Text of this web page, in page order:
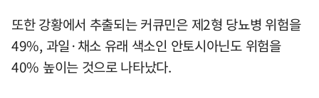
또한 강황에서 추출되는 커큐민은 제2형 당뇨병 위험을
49%, 과일·채소 유래 색소인 안토시아닌도 위험을
40% 높이는 것으로 나타났다.